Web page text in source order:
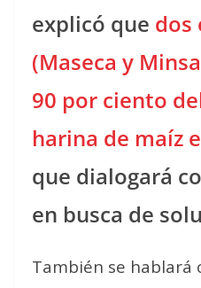
explicó que dos
(Maseca y
90 por ciento
harina de maíz
que dialogará
en busca de
También se hablará